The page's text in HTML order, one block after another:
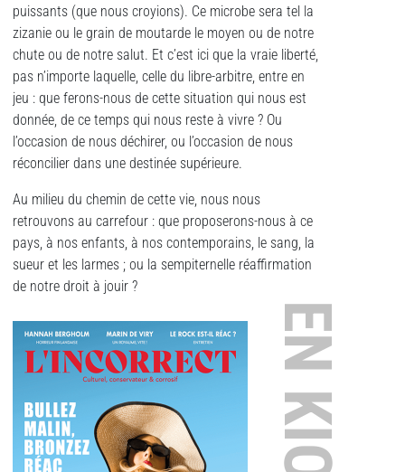
puissants (que nous croyions). Ce microbe sera tel la
zizanie ou le grain de moutarde le moyen ou de notre
chute ou de notre salut. Et c’est ici que la vraie liberté,
pas n’importe laquelle, celle du libre-arbitre, entre en
jeu : que ferons-nous de cette situation qui nous est
donnée, de ce temps qui nous reste à vivre ? Ou
l’occasion de nous déchirer, ou l’occasion de nous
réconcilier dans une destinée supérieure.
Au milieu du chemin de cette vie, nous nous
retrouvons au carrefour : que proposerons-nous à ce
pays, à nos enfants, à nos contemporains, le sang, la
sueur et les larmes ; ou la sempiternelle réaffirmation
de notre droit à jouir ?